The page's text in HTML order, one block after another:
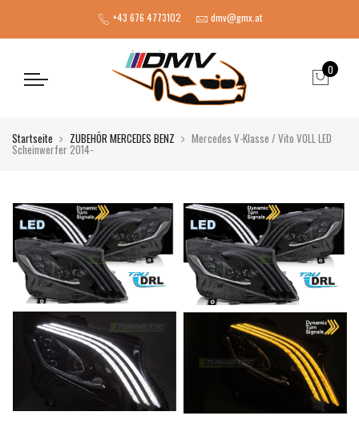
+43 676 4773102 dmv@gmx.at
0
Startseite ZUBEHÖR MERCEDES BENZ Mercedes V-Klasse / Vito VOLL LED
Scheinwerfer 2014-